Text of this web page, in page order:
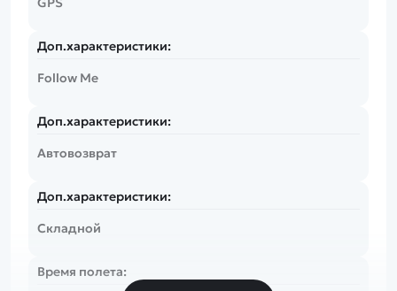
Доп.характеристики:
Follow Me
Доп.характеристики:
Автовозврат
Доп.характеристики:
Складной
Время полета: